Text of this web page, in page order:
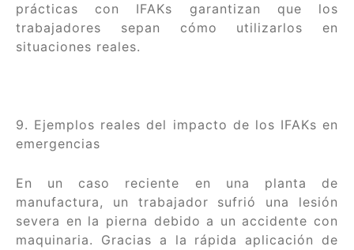
prácticas con IFAKs garantizan que los
trabajadores sepan cómo utilizarlos en
situaciones reales.
9. Ejemplos reales del impacto de los IFAKs en
emergencias
En un caso reciente en una planta de
manufactura, un trabajador sufrió una lesión
severa en la pierna debido a un accidente con
maquinaria. Gracias a la rápida aplicación de